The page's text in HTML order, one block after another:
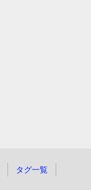
タグ一覧